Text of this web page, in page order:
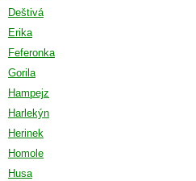
Deštivá
Erika
Feferonka
Gorila
Hampejz
Harlekýn
Herinek
Homole
Husa